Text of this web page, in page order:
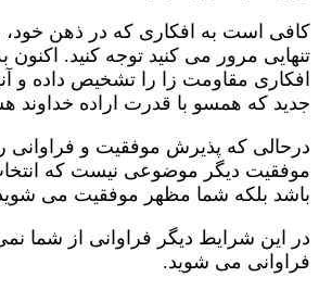
کافی است به افکاری که در ذهن
تنهایی مرور می کنید توجه کنید. اکنون
افکاری مقاومت زا را تشخیص داده و
جدید که همسو با قدرت اراده خداوند
درحالی که پذیرش موفقیت و فراوانی
موفقیت دیگر موضوعی نیست که
باشد بلکه شما مظهر موفقیت می
در این شرایط دیگر فراوانی از شما
فراوانی می شوید.